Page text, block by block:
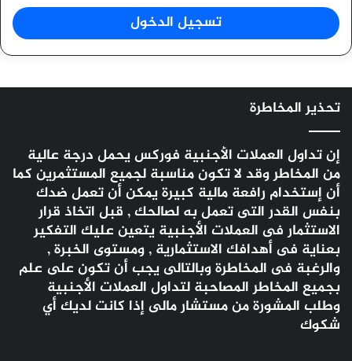
تسجيل الدخول
تحذير المخاطرة
إن تداول العملات الأجنبية فوركسيحمل درجة عالية
من المخاطر وقد لا تكون مناسبة لجميع المستثمرين كما
أن إستخدام رافعة مالية كبيرة يمكن أن تعمل ضدك
بنفس القدر التى تعمل به لصالحك , قبل اتخاذ قرار
الاستثمار فى العملات الأجنبية يتعين عليك التفكير
بعناية فى أهدافك الاستثمارية , ومستوى الخبرة ,
والرغبة فى المخاطرة وبالتالى يجب أن تكون على علم
بجميع المخاطر المصاحبة لتداول العملات الأجنبية
وطلب المشورة من مستشار مالى إذا كانت لديك أي
شكوك